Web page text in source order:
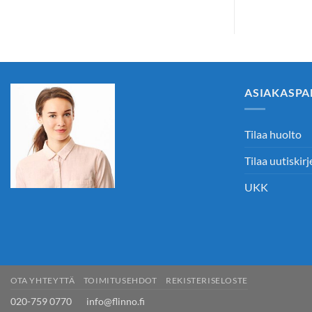
Tilaa huolto
Tilaa
UKK
OTA YHTEYTTÄ TOIMITUSEHDOT REKISTERISELOSTE
020-759 0770 info@flinno.fi